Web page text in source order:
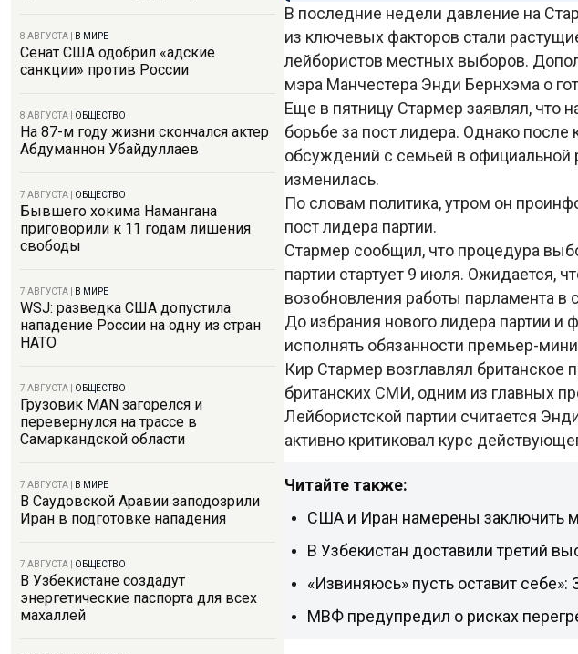
8 АВГУСТА В МИРЕ
Сенат США одобрил «адские
санкции» против России
8 АВГУСТА ОБЩЕСТВО
На 87-м году жизни скончался актер
Абдуманнон Убайдуллаев
7 АВГУСТА ОБЩЕСТВО
Бывшего хокима Намангана
приговорили к 11 годам лишения
свободы
7 АВГУСТА В МИРЕ
WSJ: разведка США допустила
нападение России на одну из стран
НАТО
7 АВГУСТА ОБЩЕСТВО
Грузовик MAN загорелся и
перевернулся на трассе в
Самаркандской области
7 АВГУСТА В МИРЕ
В Саудовской Аравии заподозрили
Иран в подготовке нападения
7 АВГУСТА ОБЩЕСТВО
В Узбекистане создадут
энергетические паспорта для всех
махаллей
В последние недели давление на
из ключевых факторов стали
лейбористов местных выборов.
мэра Манчестера Энди Бернхэма о
Еще в пятницу Стармер заявлял, что
борьбе за пост лидера. Однако после
обсуждений с семьей в официальной
изменилась.
По словам политика, утром он
пост лидера партии.
Стармер сообщил, что процедура
партии стартует 9 июля. Ожидается,
возобновления работы парламента в
До избрания нового лидера партии и
исполнять обязанности премьер-
Кир Стармер возглавлял британское
британских СМИ, одним из главных
Лейбористской партии считается
активно критиковал курс
Читайте также:
США и Иран намерены заключить
В Узбекистан доставили третий
«Извиняюсь» пусть оставит
МВФ предупредил о рисках